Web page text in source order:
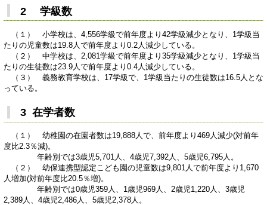
2 学級数
（１） 小学校は、4,556学級で前年度より42学級減少となり、1学級当
たりの児童数は19.8人で前年度より0.2人減少している。
（２） 中学校は、2,081学級で前年度より35学級減少となり、1学級当
たりの生徒数は23.9人で前年度より0.4人減少している。
（３） 義務教育学校は、17学級で、1学級当たりの生徒数は16.5人とな
っている。
3 在学者数
（１） 幼稚園の在園者数は19,888人で、前年度より469人減少(対前年
度比2.3％減)。
年齢別では3歳児5,701人、4歳児7,392人、5歳児6,795人。
（２） 幼保連携型認定こども園の児童数は9,801人で前年度より1,670
人増加(対前年度比20.5％増)。
年齢別では0歳児359人、1歳児969人、2歳児1,220人、3歳児
2,389人、4歳児2,486人、5歳児2,378人。